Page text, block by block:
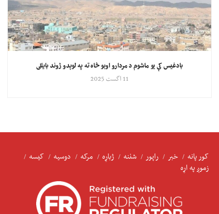
بادغیس کې یو ماشوم د مردارو اوبو څاه ته په لوېدو ژوند بایللی
11 اگست 2025
کور پانه خبر راپور شننه ژباړه مرکه دوسیه
کیسه
زموږ په اړه